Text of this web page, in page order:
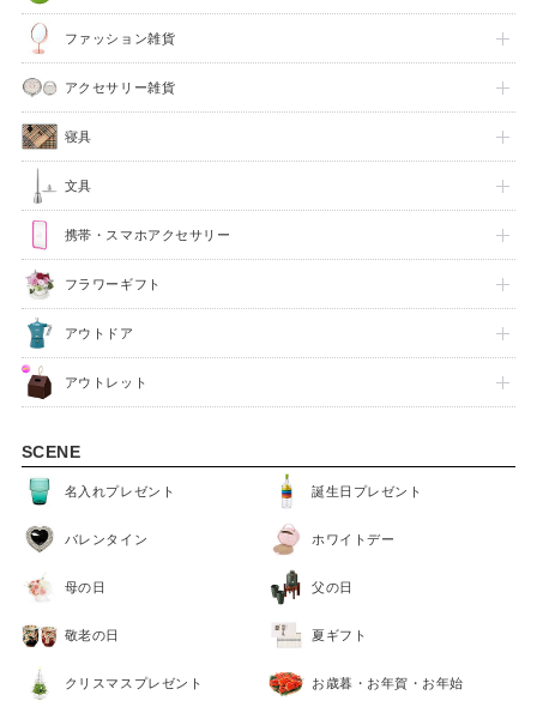
新築内祝い 新築祝い
FEATURE
ファッション雑貨
アクセサリー雑貨
寝具
文具
携帯・スマホアクセサリー
フラワーギフト
アウトドア
アウトレット
SCENE
名入れプレゼント 誕生日プレゼント
バレンタイン ホワイトデー
母の日 父の日
敬老の日 夏ギフト
クリスマスプレゼント お歳暮・お年賀・お年始